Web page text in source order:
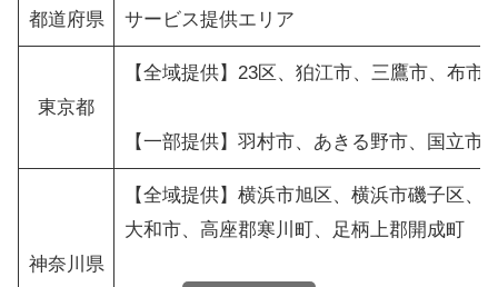
都道府県 サービス提供エリア
東京都
【全域提供】23区、狛江市、三鷹市、布
【一部提供】羽村市、あきる野市、国立
神奈川県
【全域提供】横浜市旭区、横浜市磯子区
大和市、高座郡寒川町、足柄上郡開成町